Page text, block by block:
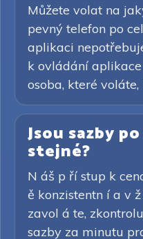
Můžete volat na
pevný telefon po
aplikaci
k ovládání
osoba, které
Jsou sazby
stejné?
N áš p ří stup k
ě konzistentn í a v
zavol á te,
sazby za minutu